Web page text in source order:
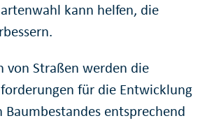
kann helfen, die
von Straßen werden die
für die Entwicklung
Baumbestandes entsprechend